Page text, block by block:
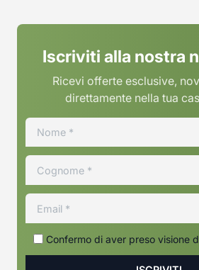
Iscriviti alla nostra
Ricevi offerte esclusive,
direttamente nella tua
Confermo di aver preso visione